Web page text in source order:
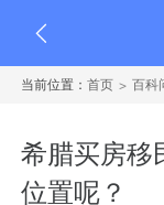
当前位置：首页 百科
希腊买房移
位置呢？